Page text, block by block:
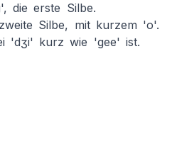
die erste Silbe.
Silbe, mit kurzem 'o'.
'dʒi' kurz wie 'gee' ist.